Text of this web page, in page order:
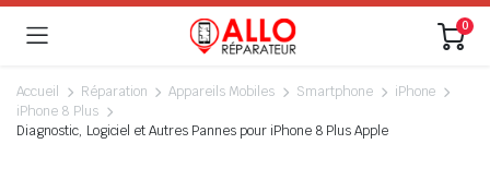
0
Accueil Réparation Appareils Mobiles Smartphone
iPhone
iPhone 8 Plus
Diagnostic, Logiciel et Autres Pannes pour iPhone 8 Plus Apple